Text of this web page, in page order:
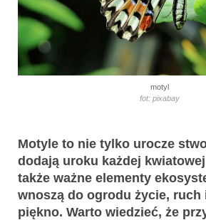
motyl
fot: pixabay
Motyle to nie tylko urocze
dodają uroku każdej
także ważne elementy
wnoszą do ogrodu życie, ruch
piękno. Warto wiedzieć, że